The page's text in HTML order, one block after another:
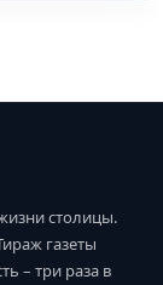
столицы.
газеты
– три раза в